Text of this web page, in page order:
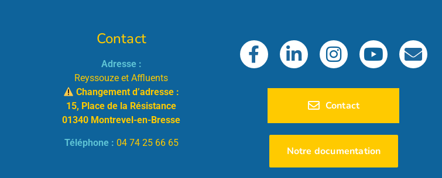
Contact
Adresse :
Reyssouze et Affluents
Changement d’adresse :
15, Place de la Résistance
01340 Montrevel-en-Bresse
Téléphone : 04 74 25 66 65
Contact
Notre documentation